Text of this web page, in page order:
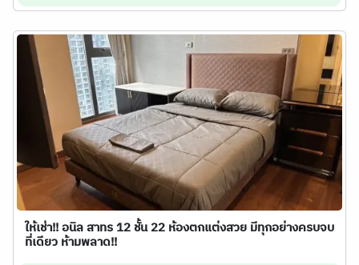
ให้เช่า!! อนิล สาทร 12 ชั้น 22 ห้องตกแต่งสวย มีทุกอย่างครบจบ
ที่เดียว ห้ามพลาด!!